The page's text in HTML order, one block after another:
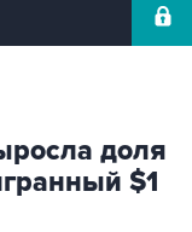
доля
$1